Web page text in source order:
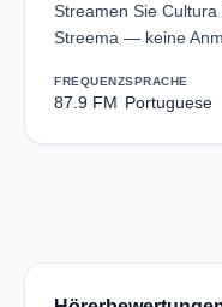
Streamen Sie
Streema — keine
FREQUENZ
87.9 FM
SPRACHE
Portuguese